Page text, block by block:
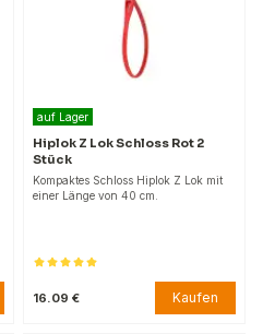
auf Lager
Hiplok Z Lok Schloss Rot 2
Stück
Kompaktes Schloss Hiplok Z Lok mit
einer Länge von 40 cm.
16.09 € Kaufen